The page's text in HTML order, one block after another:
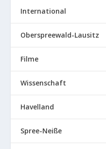
International
Oberspreewald-Lausitz
Filme
Wissenschaft
Havelland
Spree-Neiße